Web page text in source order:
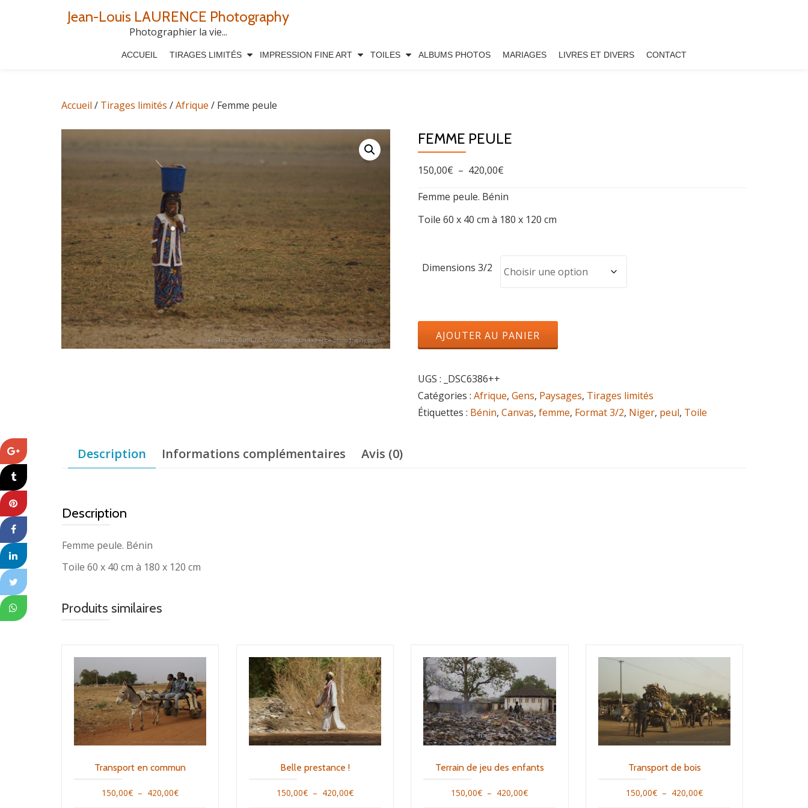
Jean-Louis LAURENCE Photography
Photographier la vie...
ACCUEIL TIRAGES LIMITÉS IMPRESSION FINE ART TOILES ALBUMS PHOTOS MARIAGES LIVRES ET DIVERS CONTACT
Accueil / Tirages limités /Afrique / Femme peule
FEMME PEULE
150,00€ – 420,00€Plage
prix :
150,00€
420,00€
Femme peule. Bénin
Toile 60 x 40 cm à 180 x 120 cm
Dimensions 3/2
quantité
de
peule
AJOUTER AU PANIER
UGS : _DSC6386++
Catégories : Afrique, Gens, Paysages, Tirages limités
Étiquettes : Bénin, Canvas, femme, Format 3/2, Niger, peul, Toile
Description Informations complémentaires Avis (0)
Description
Femme peule. Bénin
Toile 60 x 40 cm à 180 x 120 cm
Produits similaires
Transport en commun
150,00€ – 420,00€Plage
Belle prestance !
150,00€ – 420,00€Plage
Terrain de jeu des enfants
150,00€ – 420,00€Plage
Transport de bois
150,00€ – 420,00€Plage